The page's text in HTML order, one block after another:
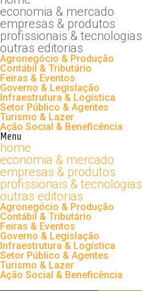
economia & mercado
empresas & produtos
profissionais & tecnologias
outras editorias
Agronegócio & Produção
Contábil & Tributário
Feiras & Eventos
Governo & Legislação
Infraestrutura & Logística
Setor Público & Agentes
Turismo & Lazer
Ação Social & Beneficência
Menu
home
economia & mercado
empresas & produtos
profissionais & tecnologias
outras editorias
Agronegócio & Produção
Contábil & Tributário
Feiras & Eventos
Governo & Legislação
Infraestrutura & Logística
Setor Público & Agentes
Turismo & Lazer
Ação Social & Beneficência